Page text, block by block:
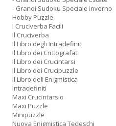
- Grandi Sudoku Speciale Inverno
Hobby Puzzle
I Cruciverba Facili
Il Cruciverba
Il Libro degli Intradefiniti
Il Libro dei Crittografati
Il Libro dei Crucintarsi
Il Libro dei Crucipuzzle
Il Libro dell Enigmistica
Intradefiniti
Maxi Crucintarsio
Maxi Puzzle
Minipuzzle
Nuova Enigmistica Tedeschi